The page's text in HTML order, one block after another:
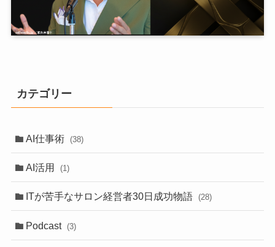
カテゴリー
AI仕事術 (38)
AI活用 (1)
ITが苦手なサロン経営者30日成功物語 (28)
Podcast (3)